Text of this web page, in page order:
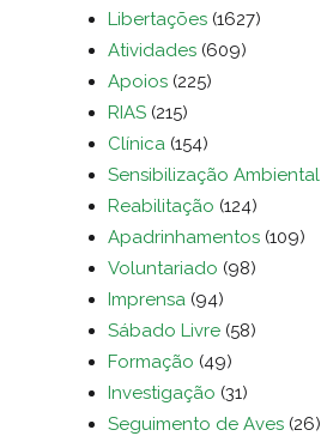
Libertações (1627)
Atividades (609)
Apoios (225)
RIAS (215)
Clínica (154)
Sensibilização Ambiental
Reabilitação (124)
Apadrinhamentos (109)
Voluntariado (98)
Imprensa (94)
Sábado Livre (58)
Formação (49)
Investigação (31)
Seguimento de Aves (26)